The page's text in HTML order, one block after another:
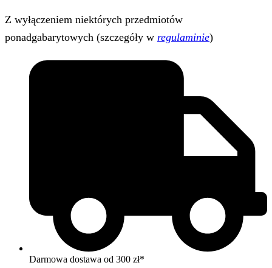
Z wyłączeniem niektórych przedmiotów
ponadgabarytowych (szczegóły w regulaminie)
Darmowa dostawa od 300 zł*